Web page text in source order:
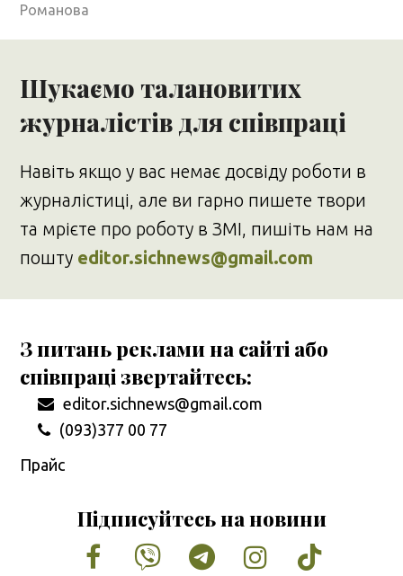
Романова
Шукаємо талановитих
журналістів для співпраці
Навіть якщо у вас немає досвіду роботи в
журналістиці, але ви гарно пишете твори
та мрієте про роботу в ЗМІ, пишіть нам на
пошту editor.sichnews@gmail.com
З питань реклами на сайті або
співпраці звертайтесь:
editor.sichnews@gmail.com
(093)377 00 77
Прайс
Підписуйтесь на новини
Facebook
VimeoTumblrInstagram
Tiktok